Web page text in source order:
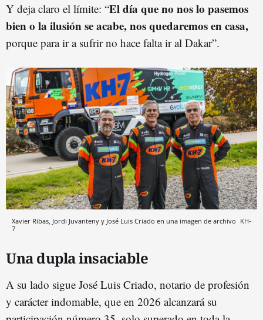
Y deja claro el límite: “El día que no nos lo pasemos
bien o la ilusión se acabe, nos quedaremos en casa,
porque para ir a sufrir no hace falta ir al Dakar”.
Xavier Ribas, Jordi Juvanteny y José Luis Criado en una imagen de archivo KH-
7
Una dupla insaciable
A su lado sigue José Luis Criado, notario de profesión
y carácter indomable, que en 2026 alcanzará su